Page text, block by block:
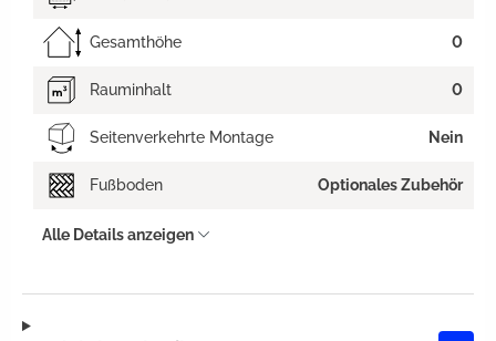
Gesamthöhe 0
Rauminhalt 0
Seitenverkehrte Montage Nein
Fußboden Optionales Zubehör
Alle Details anzeigen